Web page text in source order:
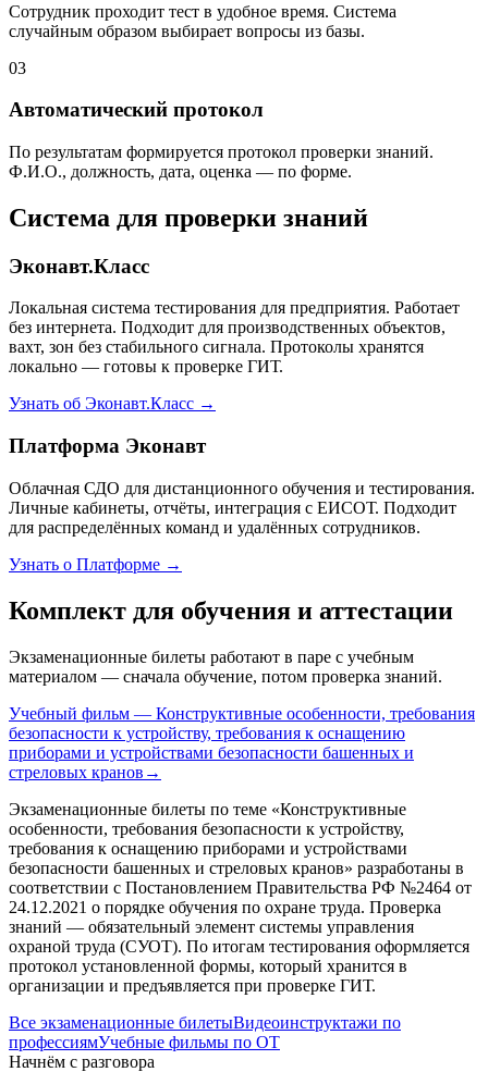
Сотрудник проходит тест в удобное время. Система
случайным образом выбирает вопросы из базы.
03
Автоматический протокол
По результатам формируется протокол проверки знаний.
Ф.И.О., должность, дата, оценка — по форме.
Система для проверки знаний
Эконавт.Класс
Локальная система тестирования для предприятия. Работает
без интернета. Подходит для производственных объектов,
вахт, зон без стабильного сигнала. Протоколы хранятся
локально — готовы к проверке ГИТ.
Узнать об Эконавт.Класс →
Платформа Эконавт
Облачная СДО для дистанционного обучения и тестирования.
Личные кабинеты, отчёты, интеграция с ЕИСОТ. Подходит
для распределённых команд и удалённых сотрудников.
Узнать о Платформе →
Комплект для обучения и аттестации
Экзаменационные билеты работают в паре с учебным
материалом — сначала обучение, потом проверка знаний.
Учебный фильм — Конструктивные особенности, требования
безопасности к устройству, требования к оснащению
приборами и устройствами безопасности башенных и
стреловых кранов →
Экзаменационные билеты по теме «Конструктивные
особенности, требования безопасности к устройству,
требования к оснащению приборами и устройствами
безопасности башенных и стреловых кранов» разработаны в
соответствии с Постановлением Правительства РФ №2464 от
24.12.2021 о порядке обучения по охране труда. Проверка
знаний — обязательный элемент системы управления
охраной труда (СУОТ). По итогам тестирования оформляется
протокол установленной формы, который хранится в
организации и предъявляется при проверке ГИТ.
Все экзаменационные билетыВидеоинструктажи по
профессиямУчебные фильмы по ОТ
Начнём с разговора